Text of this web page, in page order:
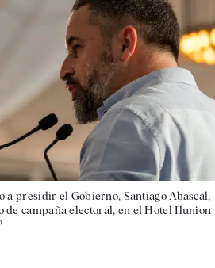
a presidir el Gobierno, Santiago Abascal,
de campaña electoral, en el Hotel Ilunion